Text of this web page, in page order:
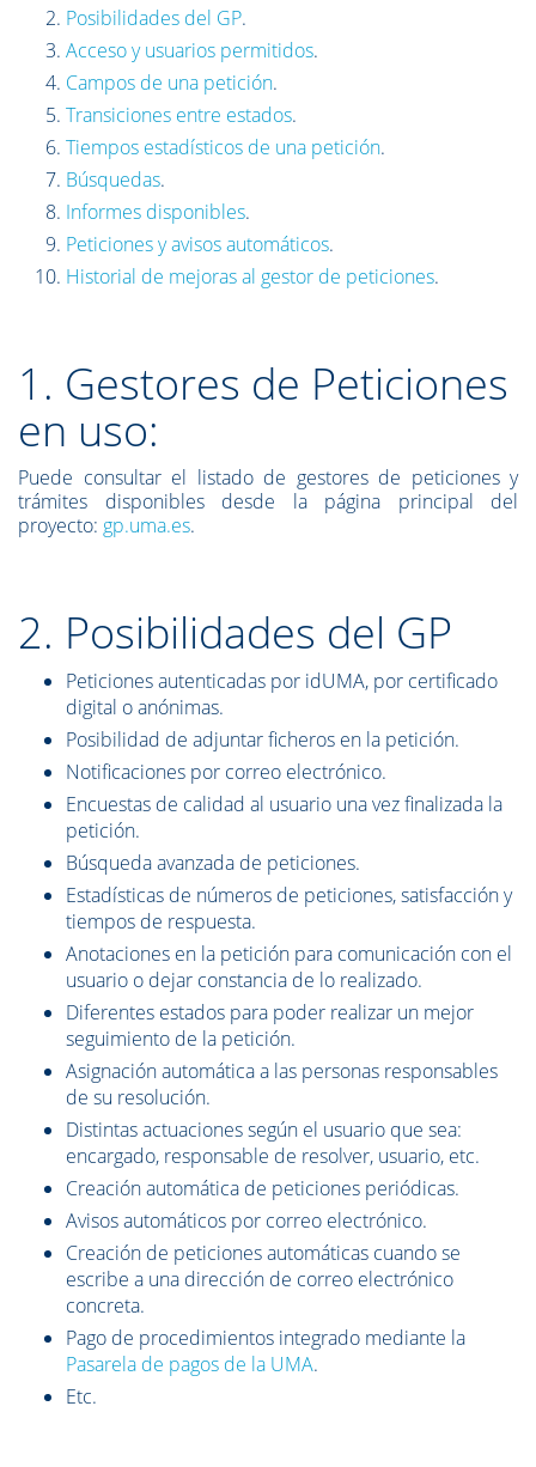
Posibilidades del GP.
Acceso y usuarios permitidos.
Campos de una petición.
Transiciones entre estados.
Tiempos estadísticos de una petición.
Búsquedas.
Informes disponibles.
Peticiones y avisos automáticos.
Historial de mejoras al gestor de peticiones.
1. Gestores de Peticiones
en uso:
Puede consultar el listado de gestores de peticiones y
trámites disponibles desde la página principal del
proyecto: gp.uma.es.
2. Posibilidades del GP
Peticiones autenticadas por idUMA, por certificado
digital o anónimas.
Posibilidad de adjuntar ficheros en la petición.
Notificaciones por correo electrónico.
Encuestas de calidad al usuario una vez finalizada la
petición.
Búsqueda avanzada de peticiones.
Estadísticas de números de peticiones, satisfacción y
tiempos de respuesta.
Anotaciones en la petición para comunicación con el
usuario o dejar constancia de lo realizado.
Diferentes estados para poder realizar un mejor
seguimiento de la petición.
Asignación automática a las personas responsables
de su resolución.
Distintas actuaciones según el usuario que sea:
encargado, responsable de resolver, usuario, etc.
Creación automática de peticiones periódicas.
Avisos automáticos por correo electrónico.
Creación de peticiones automáticas cuando se
escribe a una dirección de correo electrónico
concreta.
Pago de procedimientos integrado mediante la
Pasarela de pagos de la UMA.
Etc.